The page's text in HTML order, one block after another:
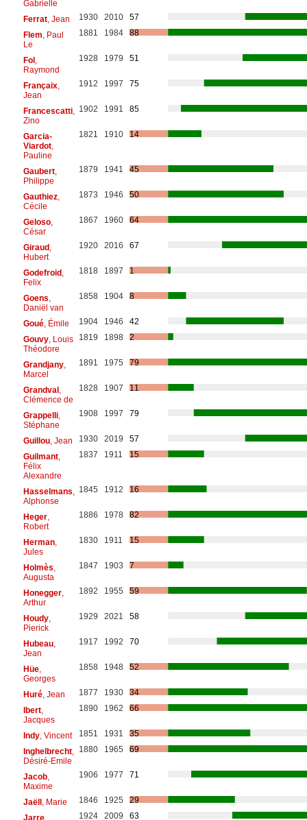
Gabrielle
Ferrat, Jean 1930 2010
57
Flem , Paul
Le
1881 1984 88
Fol,
Raymond
1928 1979 51
Françaix,
Jean
1912 1997 75
Francescatti,
Zino
1902 1991 85
Garcia-
Viardot,
Pauline
1821 1910 14
Gaubert,
Philippe
1879 1941 45
Gauthiez,
Cécile
1873 1946 50
Geloso,
César
1867 1960 64
Giraud,
Hubert
1920 2016 67
Godefroid,
Felix
1818 1897 1
Goens
Daniël van
1858 1904 8
Goué, Émile 1904 1946
42
Gouvy, Louis
Théodore
1819 1898 2
Grandjany,
Marcel
1891 1975 79
Grandval,
Clémence de
1828 1907 11
Grappelli,
Stéphane
1908 1997 79
Guillou, Jean 1930 2019
57
Guilmant,
Félix
Alexandre
1837 1911 15
Hasselmans
Alphonse
1845 1912 16
Heger,
Robert
1886 1978 82
Herman,
Jules
1830 1911 15
Holmès
Augusta
1847 1903 7
Honegger,
Arthur
1892 1955 59
Houdy,
Pierick
1929 2021 58
Hubeau,
Jean
1917 1992 70
Hüe,
Georges
1858 1948 52
Huré, Jean 1877 1930
34
Ibert,
Jacques
1890 1962 66
Indy, Vincent 1851 1931
35
Inghelbrecht,
Désiré-Emile
1880 1965 69
Jacob,
Maxime
1906 1977 71
Jaëll, Marie 1846 1925
29
Jarre,
1924 2009 63